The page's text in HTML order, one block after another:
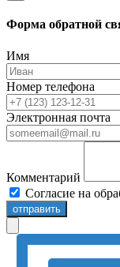
Форма обратной
Имя
Номер телефона
Электронная почта
Комментарий
Согласие на
отправить